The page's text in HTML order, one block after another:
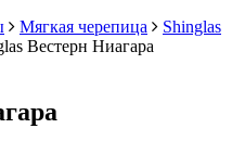
Мягкая черепица
Shinglas
Вестерн Ниагара